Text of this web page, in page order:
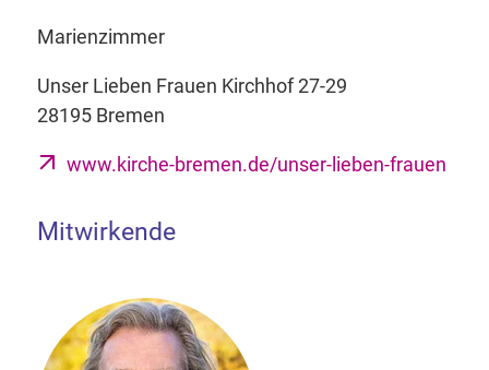
Marienzimmer
Unser Lieben Frauen Kirchhof 27-29
28195 Bremen
www.kirche-bremen.de/unser-lieben-frauen
Mitwirkende